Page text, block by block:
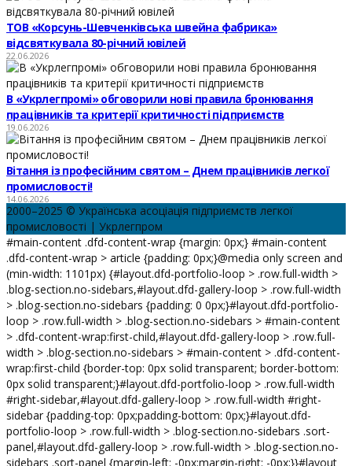
ТОВ «Корсунь-Шевченківська швейна фабрика»
відсвяткувала 80-річний ювілей
22.06.2026
В «Укрлегпромі» обговорили нові правила бронювання
працівників та критерії критичності підприємств
19.06.2026
Вітання із професійним святом – Днем працівників легкої
промисловості!
14.06.2026
2000–2025 © Українська асоціація підприємств легкої
промисловості | Укрлегпром
#main-content .dfd-content-wrap {margin: 0px;} #main-content
.dfd-content-wrap > article {padding: 0px;}@media only screen and
(min-width: 1101px) {#layout.dfd-portfolio-loop > .row.full-width >
.blog-section.no-sidebars,#layout.dfd-gallery-loop > .row.full-width
> .blog-section.no-sidebars {padding: 0 0px;}#layout.dfd-portfolio-
loop > .row.full-width > .blog-section.no-sidebars > #main-content
> .dfd-content-wrap:first-child,#layout.dfd-gallery-loop > .row.full-
width > .blog-section.no-sidebars > #main-content > .dfd-content-
wrap:first-child {border-top: 0px solid transparent; border-bottom:
0px solid transparent;}#layout.dfd-portfolio-loop > .row.full-width
#right-sidebar,#layout.dfd-gallery-loop > .row.full-width #right-
sidebar {padding-top: 0px;padding-bottom: 0px;}#layout.dfd-
portfolio-loop > .row.full-width > .blog-section.no-sidebars .sort-
panel,#layout.dfd-gallery-loop > .row.full-width > .blog-section.no-
sidebars .sort-panel {margin-left: -0px;margin-right: -0px;}}#layout